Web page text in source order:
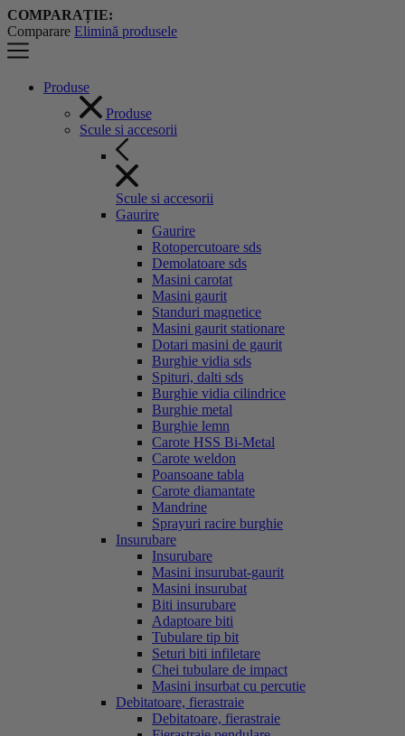
COMPARAȚIE:
Comparare Elimină produsele
Produse
Produse
Scule si accesorii
Scule si accesorii
Gaurire
Gaurire
Rotopercutoare sds
Demolatoare sds
Masini carotat
Masini gaurit
Standuri magnetice
Masini gaurit stationare
Dotari masini de gaurit
Burghie vidia sds
Spituri, dalti sds
Burghie vidia cilindrice
Burghie metal
Burghie lemn
Carote HSS Bi-Metal
Carote weldon
Poansoane tabla
Carote diamantate
Mandrine
Sprayuri racire burghie
Insurubare
Insurubare
Masini insurubat-gaurit
Masini insurubat
Biti insurubare
Adaptoare biti
Tubulare tip bit
Seturi biti infiletare
Chei tubulare de impact
Masini insurbat cu percutie
Debitatoare, fierastraie
Debitatoare, fierastraie